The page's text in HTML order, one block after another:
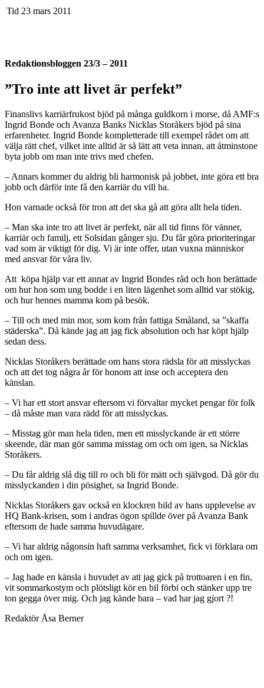
Tid 23 mars 2011
Redaktionsbloggen 23/3 – 2011
”Tro inte att livet är perfekt”
Finanslivs karriärfrukost bjöd på många guldkorn i morse, då AMF:s
Ingrid Bonde och Avanza Banks Nicklas Storåkers bjöd på sina
erfarenheter. Ingrid Bonde kompletterade till exempel rådet om att
välja rätt chef, vilket inte alltid är så lätt att veta innan, att åtminstone
byta jobb om man inte trivs med chefen.
– Annars kommer du aldrig bli harmonisk på jobbet, inte göra ett bra
jobb och därför inte få den karriär du vill ha.
Hon varnade också för tron att det ska gå att göra allt hela tiden.
– Man ska inte tro att livet är perfekt, när all tid finns för vänner,
karriär och familj, ett Solsidan gånger sju. Du får göra prioriteringar
vad som är viktigt för dig. Vi är inte offer, utan vuxna människor
med ansvar för våra liv.
Att köpa hjälp var ett annat av Ingrid Bondes råd och hon berättade
om hur hon som ung bodde i en liten lägenhet som alltid var stökig,
och hur hennes mamma kom på besök.
– Till och med min mor, som kom från fattiga Småland, sa ”skaffa
städerska”. Då kände jag att jag fick absolution och har köpt hjälp
sedan dess.
Nicklas Storåkers berättade om hans stora rädsla för att misslyckas
och att det tog några år för honom att inse och acceptera den
känslan.
– Vi har ett stort ansvar eftersom vi förvaltar mycket pengar för folk
– då måste man vara rädd för att misslyckas.
– Misstag gör man hela tiden, men ett misslyckande är ett större
skeende, där man gör samma misstag om och om igen, sa Nicklas
Storåkers.
– Du får aldrig slå dig till ro och bli för mätt och självgod. Då gör du
misslyckanden i din pösighet, sa Ingrid Bonde.
Nicklas Storåkers gav också en klockren bild av hans upplevelse av
HQ Bank-krisen, som i andras ögon spillde över på Avanza Bank
eftersom de hade samma huvudägare.
– Vi har aldrig någonsin haft samma verksamhet, fick vi förklara om
och om igen.
– Jag hade en känsla i huvudet av att jag gick på trottoaren i en fin,
vit sommarkostym och plötsligt kör en bil förbi och stänker upp tre
ton gegga över mig. Och jag kände bara – vad har jag gjort ?!
Redaktör Åsa Berner